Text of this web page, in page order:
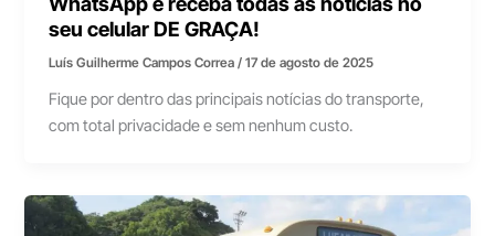
seu celular DE GRAÇA!
Luís Guilherme Campos Correa/17 de agosto de 2025
Fique por dentro das principais notícias do transporte,
com total privacidade e sem nenhum custo.